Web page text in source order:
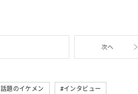
次へ
話題のイケメン インタビュー